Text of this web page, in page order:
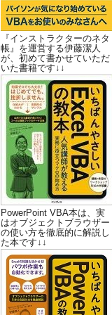
『インストラクターのネタ
帳』を運営する伊藤潔人
が、初めて書かせていただ
いた書籍です↓↓
PowerPoint VBA本は、実
はオブジェクトブラウザー
の使い方を徹底的に解説し
た本です↓↓